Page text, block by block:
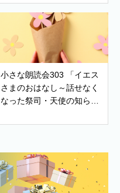
望」
小さな朗読会303 「イエス
さまのおはなし～話せなく
なった祭司・天使の知ら